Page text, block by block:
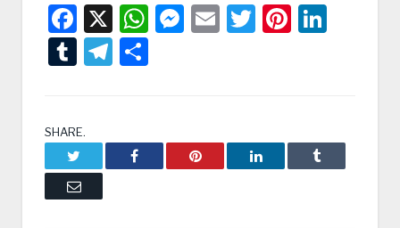
Facebook
X WhatsApp
Messenger
EmailTwitter
TumblrTelegram
SHARE.
Facebook Pinterest LinkedIn Tumblr
Email